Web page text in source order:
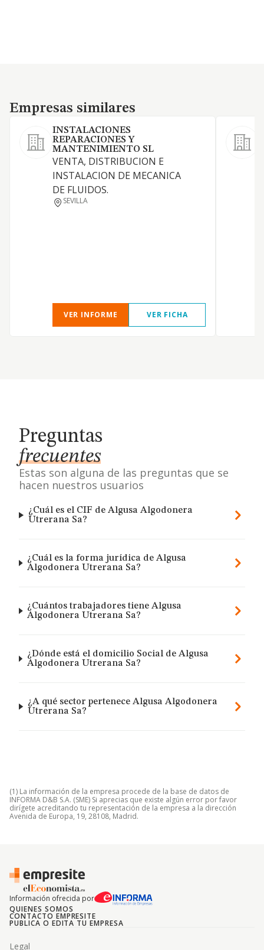
Empresas similares
Empresas similares
INSTALACIONES
REPARACIONES Y
MANTENIMIENTO SL
VENTA, DISTRIBUCION E
INSTALACION DE MECANICA
DE FLUIDOS.
SEVILLA
VER INFORME VER FICHA
Preguntas
frecuentes
Estas son alguna de las preguntas que se
hacen nuestros usuarios
¿Cuál es el CIF de Algusa Algodonera
Utrerana Sa?
¿Cuál es la forma jurídica de Algusa
Algodonera Utrerana Sa?
¿Cuántos trabajadores tiene Algusa
Algodonera Utrerana Sa?
¿Dónde está el domicilio Social de Algusa
Algodonera Utrerana Sa?
¿A qué sector pertenece Algusa Algodonera
Utrerana Sa?
(1) La información de la empresa procede de la base de datos de
INFORMA D&B S.A. (SME) Si aprecias que existe algún error por favor
dirígete acreditando tu representación de la empresa a la dirección
Avenida de Europa, 19, 28108, Madrid.
Información ofrecida por
QUIENES SOMOS
CONTACTO EMPRESITE
PUBLICA O EDITA TU EMPRESA
Legal